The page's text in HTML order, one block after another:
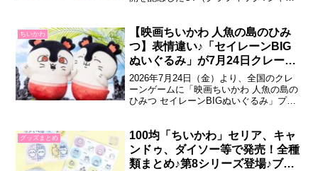
大人・キッズ向けの特別コレクションが
展開されます。映画ちいかわ ユニクロUT
コレクションイラストレーター・ナガ
ノ...
ちいかわ
【映画ちいかわ 人魚の島のひみ
つ】表情違い♪「セイレーンBIG
ぬいぐるみ」が7月24日クレーン
ゲームで登場♪！
2026年7月24日（金）より、全国のクレ
ーンゲームに「映画ちいかわ 人魚の島の
ひみつ セイレーンBIGぬいぐるみ」プラ
プされています。映画ちいかわ 人魚の島
のひみつ セイレーンBIGぬいぐるみ2026
年7月24日（金）...
グッズまとめ
100均「ちいかわ」セリア、キャ
ンドゥ、ダイソー等で発売！全種
類まとめ♪第8シリーズ登場♪ブッ